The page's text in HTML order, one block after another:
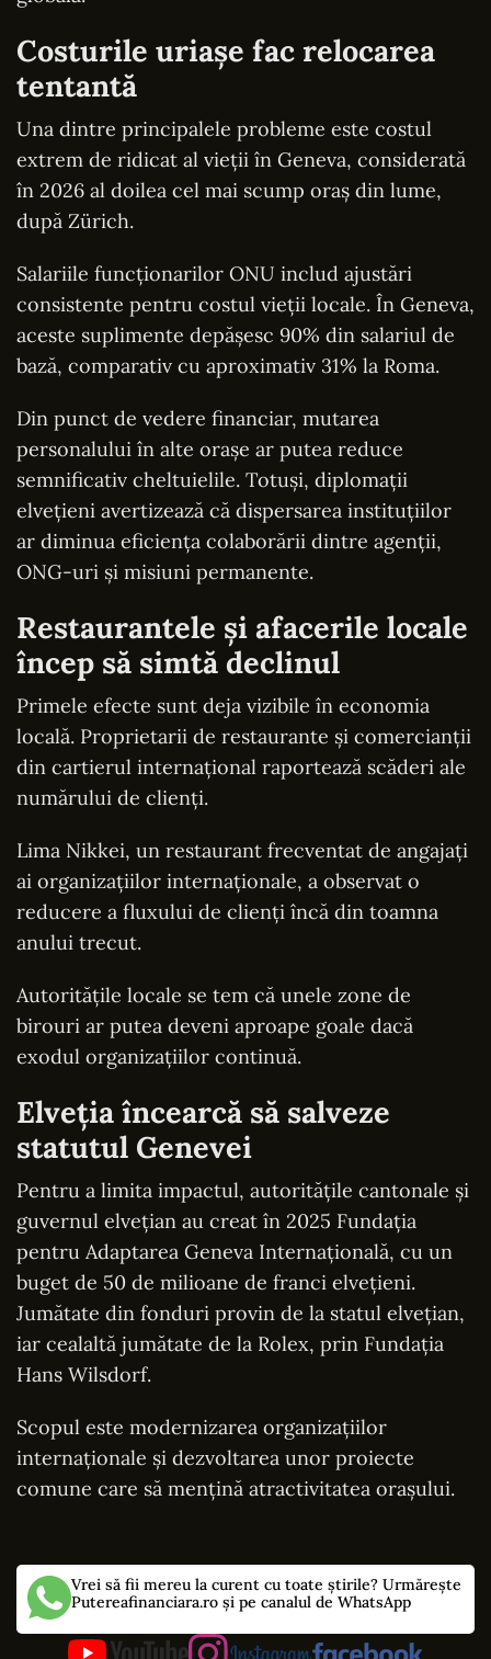
Costurile uriașe fac relocarea
tentantă
Una dintre principalele probleme este costul
extrem de ridicat al vieții în Geneva, considerată
în 2026 al doilea cel mai scump oraș din lume,
după Zürich.
Salariile funcționarilor ONU includ ajustări
consistente pentru costul vieții locale. În Geneva,
aceste suplimente depășesc 90% din salariul de
bază, comparativ cu aproximativ 31% la Roma.
Din punct de vedere financiar, mutarea
personalului în alte orașe ar putea reduce
semnificativ cheltuielile. Totuși, diplomații
elvețieni avertizează că dispersarea instituțiilor
ar diminua eficiența colaborării dintre agenții,
ONG-uri și misiuni permanente.
Restaurantele și afacerile locale
încep să simtă declinul
Primele efecte sunt deja vizibile în economia
locală. Proprietarii de restaurante și comercianții
din cartierul internațional raportează scăderi ale
numărului de clienți.
Lima Nikkei, un restaurant frecventat de angajați
ai organizațiilor internaționale, a observat o
reducere a fluxului de clienți încă din toamna
anului trecut.
Autoritățile locale se tem că unele zone de
birouri ar putea deveni aproape goale dacă
exodul organizațiilor continuă.
Elveția încearcă să salveze
statutul Genevei
Pentru a limita impactul, autoritățile cantonale și
guvernul elvețian au creat în 2025 Fundația
pentru Adaptarea Geneva Internațională, cu un
buget de 50 de milioane de franci elvețieni.
Jumătate din fonduri provin de la statul elvețian,
iar cealaltă jumătate de la Rolex, prin Fundația
Hans Wilsdorf.
Scopul este modernizarea organizațiilor
internaționale și dezvoltarea unor proiecte
comune care să mențină atractivitatea orașului.
Vrei să fii mereu la curent cu toate știrile? Urmărește
Putereafinanciara.ro și pe canalul de WhatsApp